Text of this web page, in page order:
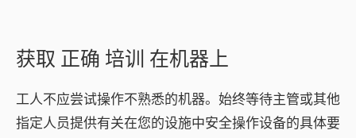
获取 正确 培训 在机器上
工人不应尝试操作不熟悉的机器。始终等待主管或其他
指定人员提供有关在您的设施中安全操作设备的具体要